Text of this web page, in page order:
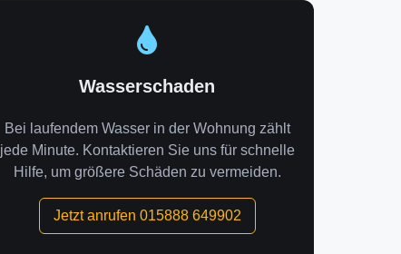
Wasserschaden
Bei laufendem Wasser in der Wohnung zählt
jede Minute. Kontaktieren Sie uns für schnelle
Hilfe, um größere Schäden zu vermeiden.
Jetzt anrufen 015888 649902